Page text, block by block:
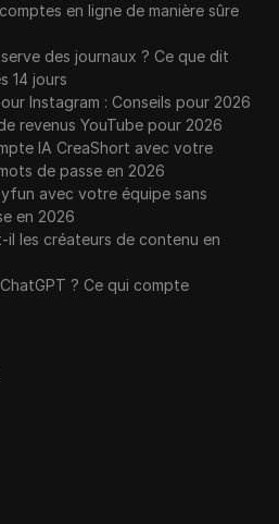
en ligne de manière sûre
des journaux ? Ce que dit
14 jours
Instagram : Conseils pour 2026
revenus YouTube pour 2026
IA CreaShort avec votre
de passe en 2026
avec votre équipe sans
en 2026
il les créateurs de contenu en
? Ce qui compte